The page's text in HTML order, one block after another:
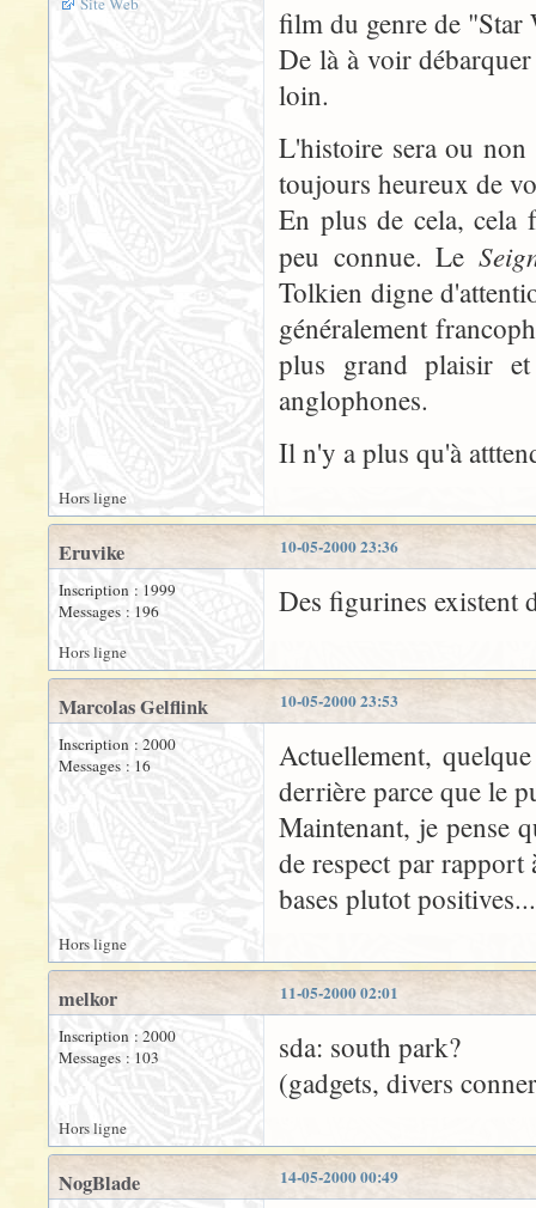
film du genre de "Star
De là à voir
loin.
L'histoire sera ou
toujours heureux de
En plus de cela, cela
peu connue. Le
Tolkien digne
généralement
plus grand plaisir
anglophones.
Il n'y a plus qu'à
Hors ligne
10-05-2000 23:36
Eruvike
Inscription : 1999
Messages : 196
Des figurines existent
Hors ligne
10-05-2000 23:53
Marcolas Gelflink
Inscription : 2000
Messages : 16
Actuellement,
derrière parce que le
Maintenant, je pense
de respect par
bases plutot positives...
Hors ligne
11-05-2000 02:01
melkor
Inscription : 2000
Messages : 103
sda: south park?
(gadgets, divers
Hors ligne
14-05-2000 00:49
NogBlade